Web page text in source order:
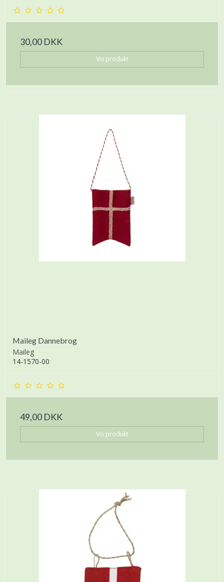
30,00 DKK
Vis produkt
Maileg Dannebrog
Maileg
14-1570-00
49,00 DKK
Vis produkt